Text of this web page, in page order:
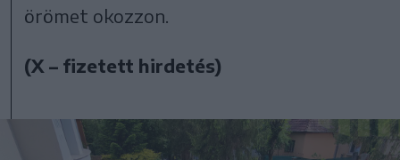
örömet okozzon.
(X – fizetett hirdetés)